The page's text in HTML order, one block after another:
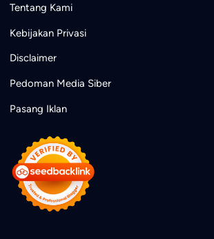
Tentang Kami
Kebijakan Privasi
Disclaimer
Pedoman Media Siber
Pasang Iklan